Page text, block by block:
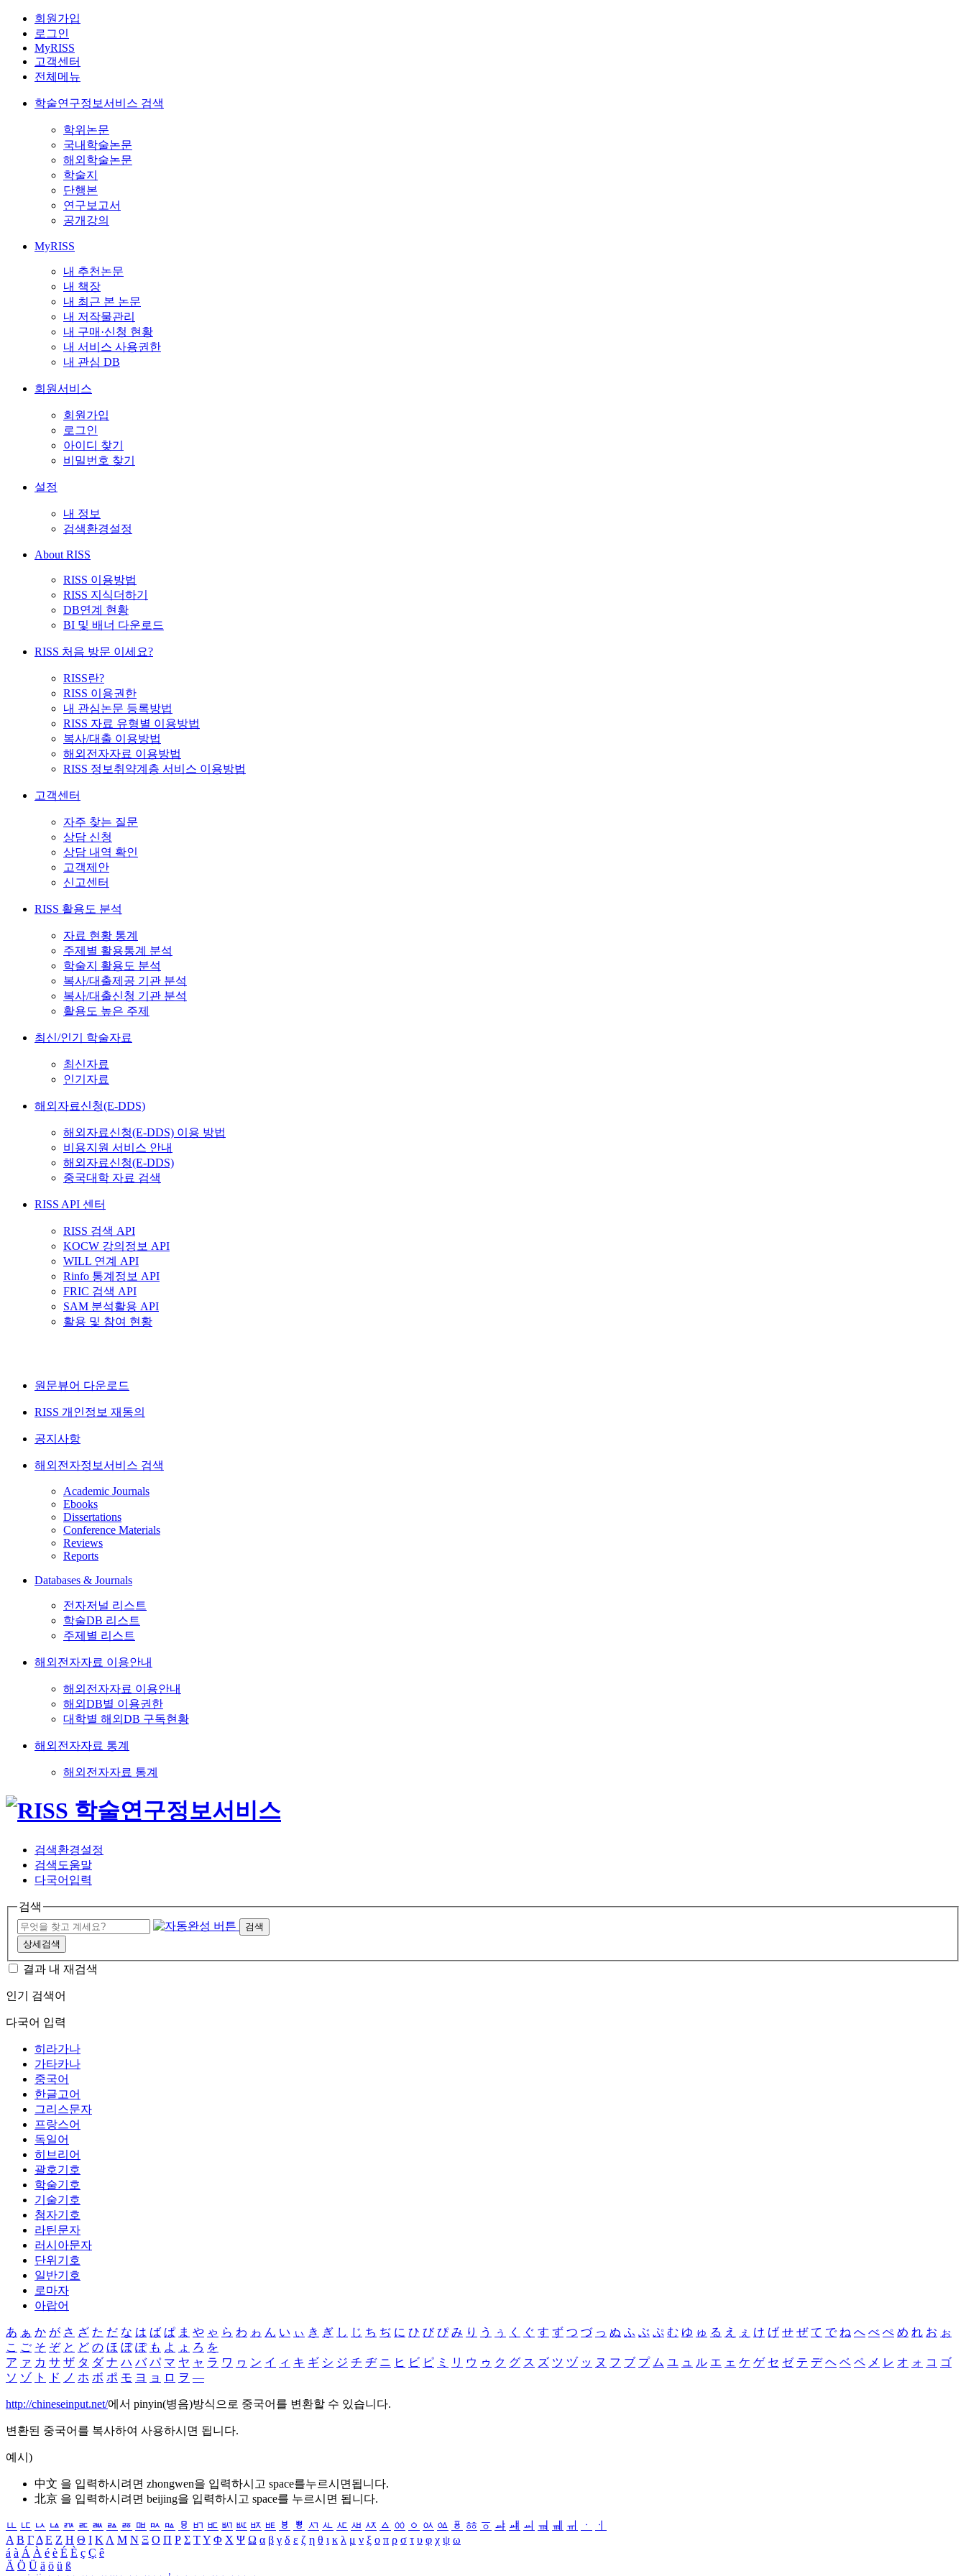
회원가입
로그인
MyRISS
고객센터
전체메뉴
학술연구정보서비스 검색
학위논문
국내학술논문
해외학술논문
학술지
단행본
연구보고서
공개강의
MyRISS
내 추천논문
내 책장
내 최근 본 논문
내 저작물관리
내 구매·신청 현황
내 서비스 사용권한
내 관심 DB
회원서비스
회원가입
로그인
아이디 찾기
비밀번호 찾기
설정
내 정보
검색환경설정
About RISS
RISS 이용방법
RISS 지식더하기
DB연계 현황
BI 및 배너 다운로드
RISS 처음 방문 이세요?
RISS란?
RISS 이용권한
내 관심논문 등록방법
RISS 자료 유형별 이용방법
복사/대출 이용방법
해외전자자료 이용방법
RISS 정보취약계층 서비스 이용방법
고객센터
자주 찾는 질문
상담 신청
상담 내역 확인
고객제안
신고센터
RISS 활용도 분석
자료 현황 통계
주제별 활용통계 분석
학술지 활용도 분석
복사/대출제공 기관 분석
복사/대출신청 기관 분석
활용도 높은 주제
최신/인기 학술자료
최신자료
인기자료
해외자료신청(E-DDS)
해외자료신청(E-DDS) 이용 방법
비용지원 서비스 안내
해외자료신청(E-DDS)
중국대학 자료 검색
RISS API 센터
RISS 검색 API
KOCW 강의정보 API
WILL 연계 API
Rinfo 통계정보 API
FRIC 검색 API
SAM 분석활용 API
활용 및 참여 현황
원문뷰어 다운로드
RISS 개인정보 재동의
공지사항
해외전자정보서비스 검색
Academic Journals
Ebooks
Dissertations
Conference Materials
Reviews
Reports
Databases & Journals
전자저널 리스트
학술DB 리스트
주제별 리스트
해외전자자료 이용안내
해외전자자료 이용안내
해외DB별 이용권한
대학별 해외DB 구독현황
해외전자자료 통계
해외전자자료 통계
검색환경설정
검색도움말
다국어입력
검색
검색
상세검색
결과 내 재검색
인기 검색어
다국어 입력
히라가나
가타카나
중국어
한글고어
그리스문자
프랑스어
독일어
히브리어
괄호기호
학술기호
기술기호
첨자기호
라틴문자
러시아문자
단위기호
일반기호
로마자
아랍어
あ ぁ か が さ ざ た だ な は ば ぱ ま や ゃ ら わ ゎ ん い ぃ き ぎ し じ ち ぢ に ひ び ぴ み り う ぅ く ぐ す ず つ づ っ ぬ ふ ぶ ぷ む ゆ ゅ る え ぇ け げ せ ぜ て で ね へ べ ぺ め れ お ぉ
こ ご そ ぞ と ど の ほ ぼ ぽ も よ ょ ろ を
ア ァ カ サ ザ タ ダ ナ ハ バ パ マ ヤ ャ ラ ワ ヮ ン イ ィ キ ギ シ ジ チ ヂ ニ ヒ ビ ピ ミ リ ウ ゥ ク グ ス ズ ツ ヅ ッ ヌ フ ブ プ ム ユ ュ ル エ ェ ケ ゲ セ ゼ テ デ ヘ ベ ペ メ レ オ ォ コ ゴ
ソ ゾ ト ド ノ ホ ボ ポ モ ヨ ョ ロ ヲ ―
http://chineseinput.net/에서 pinyin(병음)방식으로 중국어를 변환할 수 있습니다.
변환된 중국어를 복사하여 사용하시면 됩니다.
예시)
中文 을 입력하시려면 zhongwen을 입력하시고 space를누르시면됩니다.
北京 을 입력하시려면 beijing을 입력하시고 space를 누르시면 됩니다.
ㅥ ㅦ ㅧ ㅨ ㅩ ㅪ ㅫ ㅬ ㅭ ㅮ ㅯ ㅰ ㅱ ㅲ ㅳ ㅴ ㅵ ㅶ ㅷ ㅸ ㅹ ㅺ ㅻ ㅼ ㅽ ㅾ ㅿ ㆀ ㆁ ㆂ ㆃ ㆄ ㆅ ㆆ ㆇ ㆈ ㆉ ㆊ ㆋ ㆌ ㆍ
ㆎ
Α Β ΓΔ Ε Ζ Η Θ Ι ΚΛ Μ Ν Ξ Ο Π Ρ Σ ΤΥ Φ Χ Ψ Ω α β γ δ ε ζ η θ ι κ λ μ ν ξ ο π ρ σ τ υ φ χ ψ ω
á à Á À é è É È ç Ç ê
Ä Ö Ü ä ö ü ß